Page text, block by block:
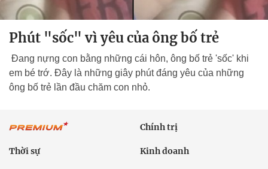
Phút "sốc" vì yêu của ông bố trẻ
Đang nựng con bằng những cái hôn, ông bố trẻ 'sốc' khi
em bé trớ. Đây là những giây phút đáng yêu của những
ông bố trẻ lần đầu chăm con nhỏ.
Chính trị
Thời sự Kinh doanh